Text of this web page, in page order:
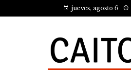
jueves, agosto 6